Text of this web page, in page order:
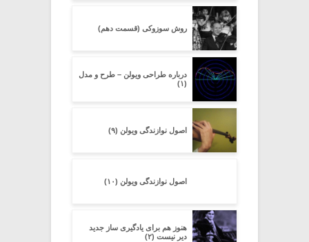
روش سوزوکی (قسمت دهم)
درباره طراحی ویولن – طرح و مدل
(۱)
اصول نوازندگی ویولن (۹)
اصول نوازندگی ویولن (۱۰)
هنوز هم برای یادگیری ساز جدید
دیر نیست (۲)